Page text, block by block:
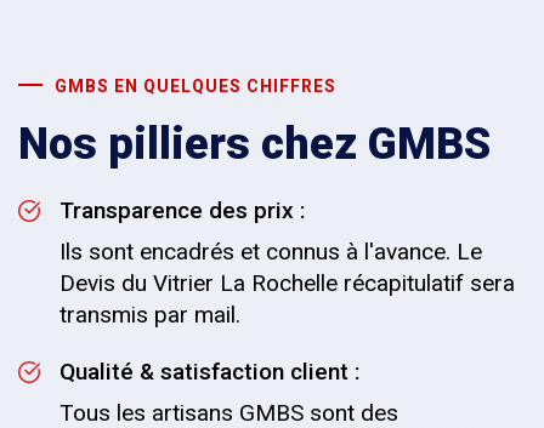
GMBS EN QUELQUES CHIFFRES
Nos pilliers chez GMBS
Transparence des prix :
Ils sont encadrés et connus à l'avance. Le
Devis du Vitrier La Rochelle récapitulatif sera
transmis par mail.
Qualité & satisfaction client :
Tous les artisans GMBS sont des